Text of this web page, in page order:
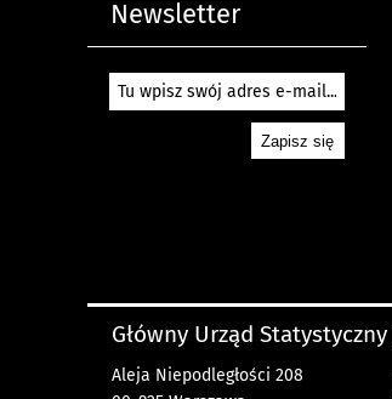
Newsletter
Główny Urząd Statystyczny
Aleja Niepodległości 208